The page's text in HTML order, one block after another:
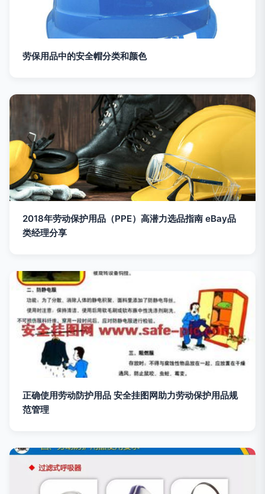
劳保用品中的安全帽分类和颜色
2018年劳动保护用品（PPE）高潜力选品指南 eBay品
类经理分享
正确使用劳动防护用品 安全挂图网助力劳动保护用品规
范管理